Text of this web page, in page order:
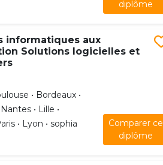
diplôme
informatiques aux
Solutions logicielles et
• Bordeaux •
• Lille •
• Lyon • sophia
Comparer ce
diplôme